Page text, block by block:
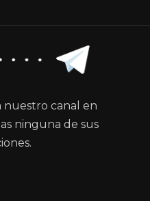
nuestro canal en
ninguna de sus